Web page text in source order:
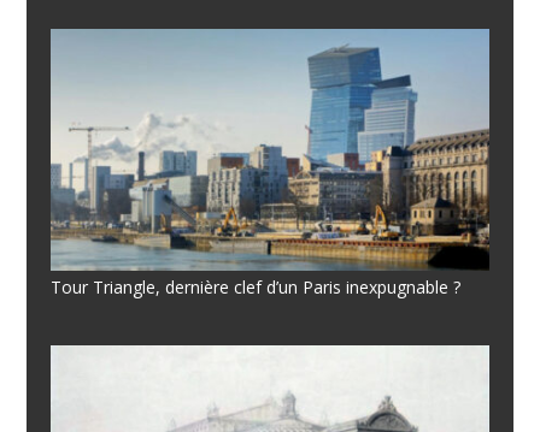
Tour Triangle, dernière clef d’un Paris inexpugnable ?